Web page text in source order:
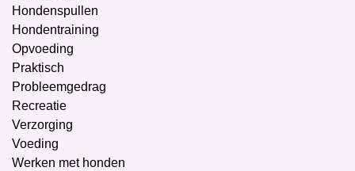
Hondenspullen
Hondentraining
Opvoeding
Praktisch
Probleemgedrag
Recreatie
Verzorging
Voeding
Werken met honden